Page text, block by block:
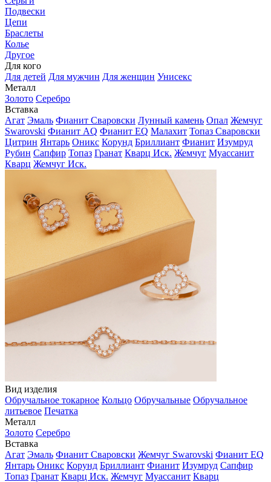
Подвески
Цепи
Браслеты
Колье
Другое
Для кого
Для детей Для мужчин Для женщин Унисекс
Металл
Золото Серебро
Вставка
Агат Эмаль Фианит Сваровски Лунный камень Опал Жемчуг
Swarovski Фианит AQ Фианит EQ Малахит Топаз Сваровски
Цитрин Янтарь Оникс Корунд Бриллиант Фианит Изумруд
Рубин Сапфир Топаз Гранат Кварц Иск. Жемчуг Муассанит
Кварц Жемчуг Иск.
Вид изделия
Обручальное токарное Кольцо Обручальные Обручальное
литьевое Печатка
Металл
Золото Серебро
Вставка
Агат Эмаль Фианит Сваровски Жемчуг Swarovski Фианит EQ
Янтарь Оникс Корунд Бриллиант Фианит Изумруд Сапфир
Топаз Гранат Кварц Иск. Жемчуг Муассанит Кварц